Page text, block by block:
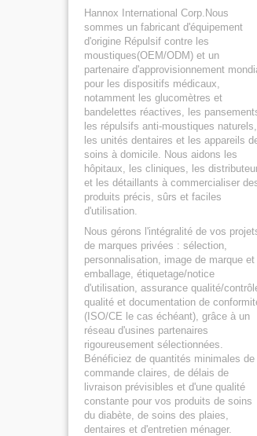
Hannox International Corp.Nous
sommes un fabricant d'équipement
d'origine Répulsif contre les
moustiques(OEM/ODM) et un
partenaire d'approvisionnement
pour les dispositifs médicaux,
notamment les glucomètres et
bandelettes réactives, les
les répulsifs anti-moustiques naturels,
les unités dentaires et les appareils
soins à domicile. Nous aidons les
hôpitaux, les cliniques, les
et les détaillants à commercialiser
produits précis, sûrs et faciles
d'utilisation.
Nous gérons l'intégralité de vos
de marques privées : sélection,
personnalisation, image de marque et
emballage, étiquetage/notice
d'utilisation, assurance qualité/
qualité et documentation de
(ISO/CE le cas échéant), grâce à un
réseau d'usines partenaires
rigoureusement sélectionnées.
Bénéficiez de quantités minimales de
commande claires, de délais de
livraison prévisibles et d'une qualité
constante pour vos produits de soins
du diabète, de soins des plaies,
dentaires et d'entretien ménager.